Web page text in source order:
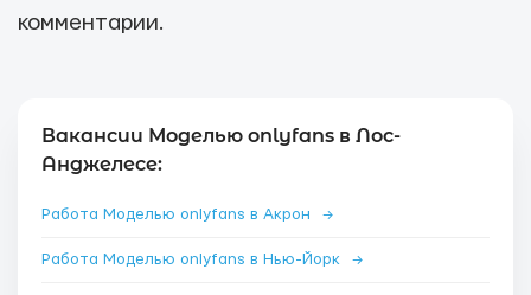
комментарии.
Вакансии Моделью onlyfans в Лос-
Анджелесе:
Работа Моделью onlyfans в Акрон →
Работа Моделью onlyfans в Нью-Йорк →